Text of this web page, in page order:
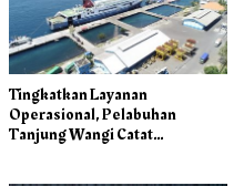
Tingkatkan Layanan
Operasional, Pelabuhan
Tanjung Wangi Catat